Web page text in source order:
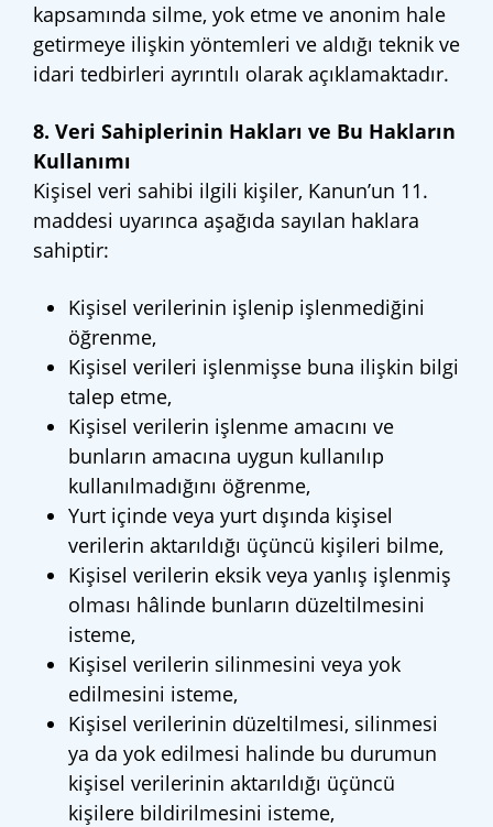
kapsamında silme, yok etme ve anonim hale
getirmeye ilişkin yöntemleri ve aldığı teknik ve
idari tedbirleri ayrıntılı olarak açıklamaktadır.
8. Veri Sahiplerinin Hakları ve Bu Hakların
Kullanımı
Kişisel veri sahibi ilgili kişiler, Kanun’un 11.
maddesi uyarınca aşağıda sayılan haklara
sahiptir:
Kişisel verilerinin işlenip işlenmediğini
öğrenme,
Kişisel verileri işlenmişse buna ilişkin bilgi
talep etme,
Kişisel verilerin işlenme amacını ve
bunların amacına uygun kullanılıp
kullanılmadığını öğrenme,
Yurt içinde veya yurt dışında kişisel
verilerin aktarıldığı üçüncü kişileri bilme,
Kişisel verilerin eksik veya yanlış işlenmiş
olması hâlinde bunların düzeltilmesini
isteme,
Kişisel verilerin silinmesini veya yok
edilmesini isteme,
Kişisel verilerinin düzeltilmesi, silinmesi
ya da yok edilmesi halinde bu durumun
kişisel verilerinin aktarıldığı üçüncü
kişilere bildirilmesini isteme,